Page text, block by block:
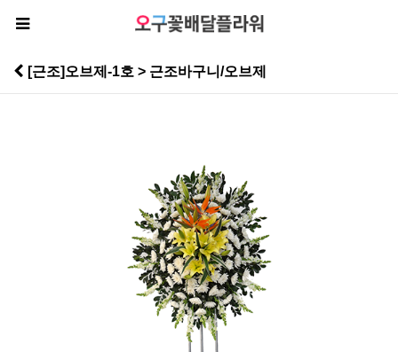
[근조]오브제-1호 > 근조바구니/오브제